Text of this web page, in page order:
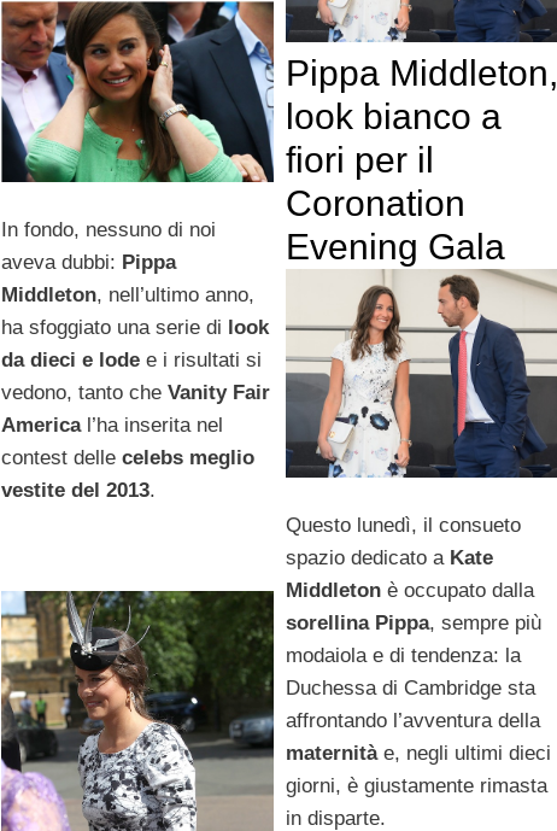
In fondo, nessuno di noi
aveva dubbi: Pippa
Middleton, nell’ultimo anno,
ha sfoggiato una serie di look
da dieci e lodee i risultati si
vedono, tanto che Vanity Fair
Americal’ha inserita nel
contest delle celebs meglio
vestite del 2013.
Pippa Middleton,
look bianco a
fiori per il
Coronation
Evening Gala
Questo lunedì, il consueto
spazio dedicato a Kate
Middletonè occupato dalla
sorellina Pippa, sempre più
modaiola e di tendenza: la
Duchessa di Cambridge sta
affrontando l’avventura della
maternitàe, negli ultimi dieci
giorni, è giustamente rimasta
in disparte.